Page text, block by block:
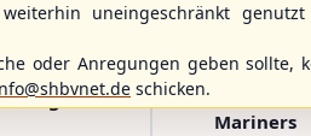
Baltics
Greifswald
Mariners
uneingeschränkt genutzt
oder Anregungen geben sollte,
schicken.